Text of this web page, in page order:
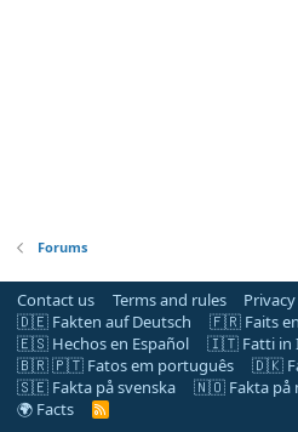
Forums
Contact us Terms and rules
🇩🇪 Fakten auf Deutsch
🇫🇷 Faits
🇪🇸 Hechos en Español
🇮🇹 Fatti in
🇧🇷 🇵🇹 Fatos em português
🇩🇰
🇸🇪 Fakta på svenska
🇳🇴 Fakta på
🌍 Facts
R